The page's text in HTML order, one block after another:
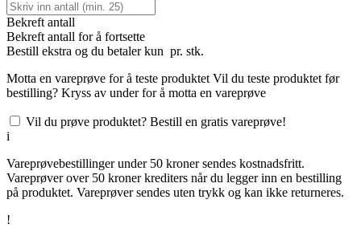
Bekreft antall
Bekreft antall for å fortsette
Bestill ekstra og du betaler kun pr. stk.
Motta en vareprøve for å teste produktet Vil du teste produktet før
bestilling? Kryss av under for å motta en vareprøve
Vil du prøve produktet? Bestill en gratis vareprøve!
i
Vareprøvebestillinger under 50 kroner sendes kostnadsfritt.
Vareprøver over 50 kroner krediters når du legger inn en bestilling
på produktet. Vareprøver sendes uten trykk og kan ikke returneres.
!